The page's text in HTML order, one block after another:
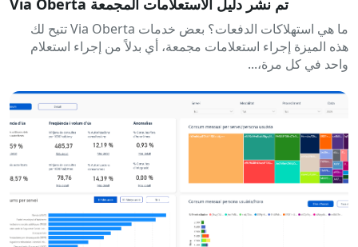
تم نشر دليل الاستعلامات المجمعة Via Oberta
ما هي استهلاكات الدفعات؟ بعض خدمات Via Oberta تتيح لك
هذه الميزة إجراء استعلامات مجمعة، أي بدلاً من إجراء استعلام
واحد في كل مرة،...